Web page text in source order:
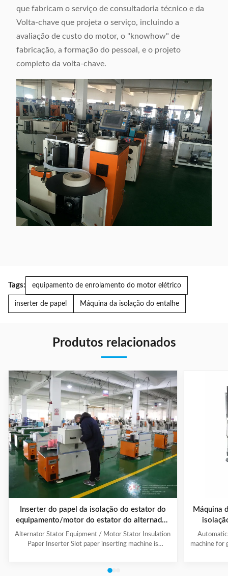
que fabricam o serviço de consultadoria técnico e da
Volta-chave que projeta o serviço, incluindo a
avaliação de custo do motor, o "knowhow" de
fabricação, a formação do pessoal, e o projeto
completo da volta-chave.
Tags: equipamento de enrolamento do motor elétrico
inserter de papel Máquina da isolação do entalhe
Produtos relacionados
Inserter do papel da isolação do estator do
equipamento/motor do estator do alternador
da eficiência elevada
Alternator Stator Equipment / Motor Stator Insulation
Paper Inserter Slot paper inserting machine is
as paper feeding, forming, folding, inserting and stator
Máquina
machine for